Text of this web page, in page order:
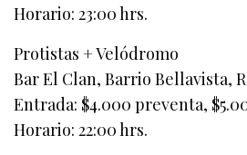
Horario: 23:00 hrs.
Protistas + Velódromo
Bar El Clan, Barrio Bellavista,
Entrada: $4.000 preventa,
Horario: 22:00 hrs.